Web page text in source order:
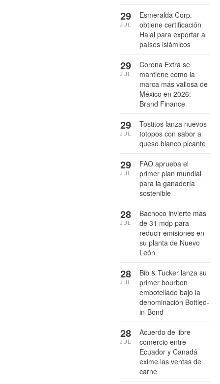
Esmeralda Corp.
obtiene certificación
Halal para exportar a
países islámicos
29
JUL
Corona Extra se
mantiene como la
marca más valiosa de
México en 2026:
Brand Finance
29
JUL
Tostitos lanza nuevos
totopos con sabor a
queso blanco picante
29
JUL
FAO aprueba el
primer plan mundial
para la ganadería
sostenible
29
JUL
Bachoco invierte más
de 31 mdp para
reducir emisiones en
su planta de Nuevo
León
28
JUL
Bib & Tucker lanza su
primer bourbon
embotellado bajo la
denominación Bottled-
in-Bond
28
JUL
Acuerdo de libre
comercio entre
Ecuador y Canadá
exime las ventas de
carne
28
JUL